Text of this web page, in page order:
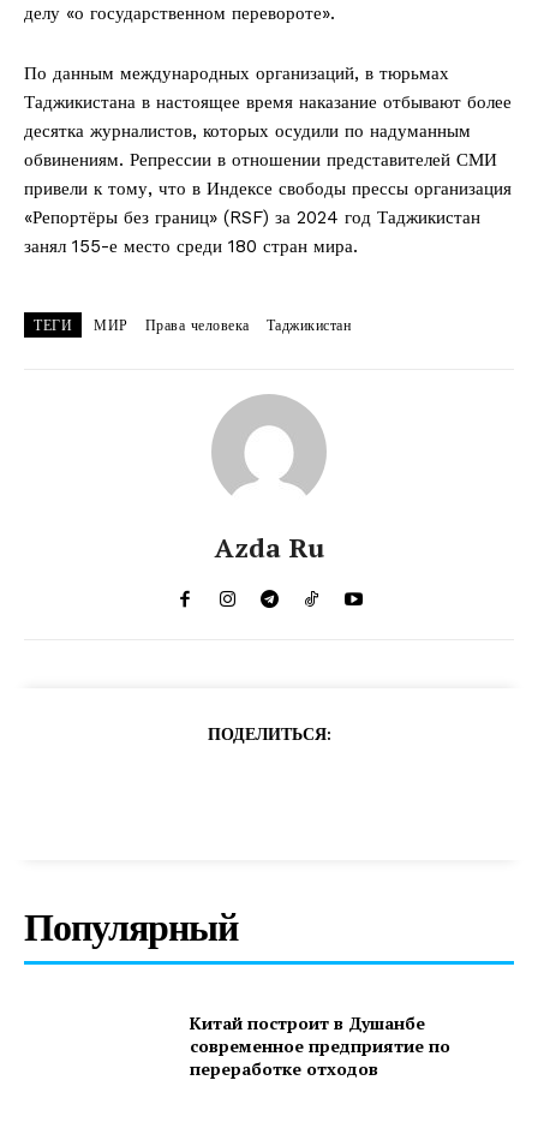
делу «о государственном перевороте».
По данным международных организаций, в тюрьмах
Таджикистана в настоящее время наказание отбывают более
десятка журналистов, которых осудили по надуманным
обвинениям. Репрессии в отношении представителей СМИ
привели к тому, что в Индексе свободы прессы организация
«Репортёры без границ» (RSF) за 2024 год Таджикистан
занял 155-е место среди 180 стран мира.
ТЕГИ МИР Права человека Таджикистан
Azda Ru
ПОДЕЛИТЬСЯ:
Популярный
Китай построит в Душанбе
современное предприятие по
переработке отходов